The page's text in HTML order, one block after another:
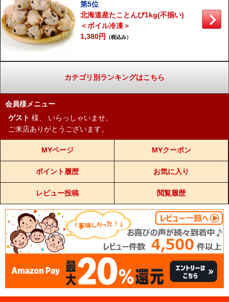
第5位
北海道産たことんび1kg(不揃い)
＜ボイル冷凍＞
1,380円
（税込み）
カテゴリ別ランキングはこちら
会員様メニュー
ゲスト 様、
いらっしゃいませ。
ご来店ありがとうございます。
MYページ MYクーポン
ポイント履歴 お気に入り
レビュー投稿 閲覧履歴